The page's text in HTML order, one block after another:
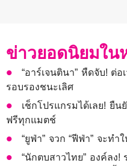
ข่าวยอดนิยมใน
“อาร์เจนตินา” หืดจับ! ต่อ
รอบรองชนะเลิศ
เช็กโปรแกรมได้เลย! ยื
ฟรีทุกแมตช์
“ยูฟ่า” จวก “ฟีฟ่า” จะทำ
“นักตบสาวไทย” องค์ลง!